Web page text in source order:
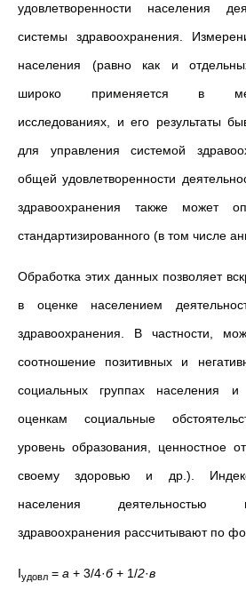
удовлетворенности населения
системы здравоохранения.
населения (равно как и
широко применяется в
исследованиях, и его результаты
для управления системой
общей удовлетворенности
здравоохранения также может
стандартизированного (в том числе
Обработка этих данных позволяет
в оценке населением
здравоохранения. В частности,
соотношение позитивных и
социальных группах населения и
оценкам социальные
уровень образования, ценностное
своему здоровью и др.). Индекс
населения деятельностью
здравоохранения рассчитывают по
Iудовл = а + 3/4·б+ 1/2·в